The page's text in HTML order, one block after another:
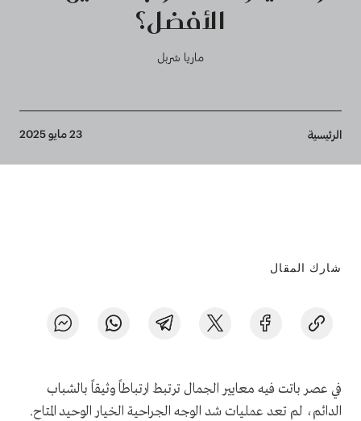
الأفضل؟
ماريا شربل
Breadcrumb
الرئيسية 23 مايو 2025
شارك المقال
في عصر باتت فيه معايير الجمال ترتبط ارتباطاً وثيقاً بالشباب
الدائم، لم تعد عمليات شد الوجه الجراحية الخيار الوحيد المتاح.